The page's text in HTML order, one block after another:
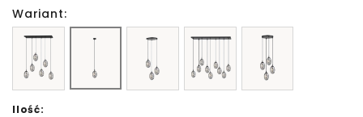
Wariant:
Ilość: